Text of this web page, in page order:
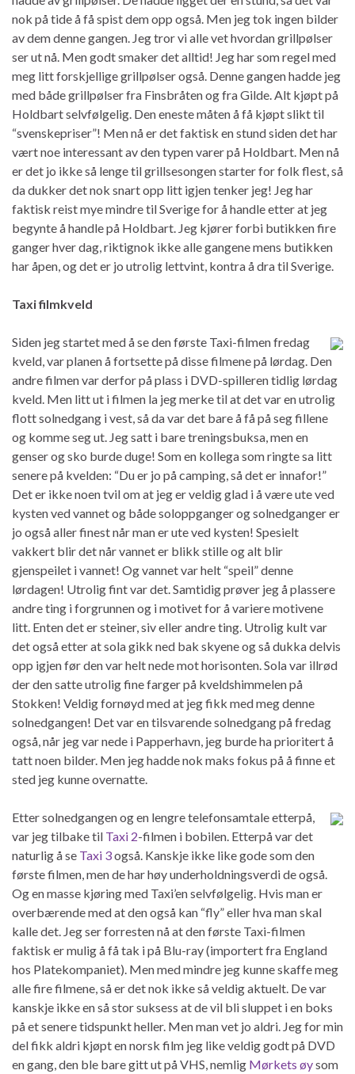
nok på tide å få spist dem opp også. Men jeg tok ingen bilder
av dem denne gangen. Jeg tror vi alle vet hvordan grillpølser
ser ut nå. Men godt smaker det alltid! Jeg har som regel med
meg litt forskjellige grillpølser også. Denne gangen hadde jeg
med både grillpølser fra Finsbråten og fra Gilde. Alt kjøpt på
Holdbart selvfølgelig. Den eneste måten å få kjøpt slikt til
“svenskepriser”! Men nå er det faktisk en stund siden det har
vært noe interessant av den typen varer på Holdbart. Men nå
er det jo ikke så lenge til grillsesongen starter for folk flest, så
da dukker det nok snart opp litt igjen tenker jeg! Jeg har
faktisk reist mye mindre til Sverige for å handle etter at jeg
begynte å handle på Holdbart. Jeg kjører forbi butikken fire
ganger hver dag, riktignok ikke alle gangene mens butikken
har åpen, og det er jo utrolig lettvint, kontra å dra til Sverige.
Taxi filmkveld
Siden jeg startet med å se den første Taxi-filmen fredag
kveld, var planen å fortsette på disse filmene på lørdag. Den
andre filmen var derfor på plass i DVD-spilleren tidlig lørdag
kveld. Men litt ut i filmen la jeg merke til at det var en utrolig
flott solnedgang i vest, så da var det bare å få på seg fillene
og komme seg ut. Jeg satt i bare treningsbuksa, men en
genser og sko burde duge! Som en kollega som ringte sa litt
senere på kvelden: “Du er jo på camping, så det er innafor!”
Det er ikke noen tvil om at jeg er veldig glad i å være ute ved
kysten ved vannet og både soloppganger og solnedganger er
jo også aller finest når man er ute ved kysten! Spesielt
vakkert blir det når vannet er blikk stille og alt blir
gjenspeilet i vannet! Og vannet var helt “speil” denne
lørdagen! Utrolig fint var det. Samtidig prøver jeg å plassere
andre ting i forgrunnen og i motivet for å variere motivene
litt. Enten det er steiner, siv eller andre ting. Utrolig kult var
det også etter at sola gikk ned bak skyene og så dukka delvis
opp igjen før den var helt nede mot horisonten. Sola var illrød
der den satte utrolig fine farger på kveldshimmelen på
Stokken! Veldig fornøyd med at jeg fikk med meg denne
solnedgangen! Det var en tilsvarende solnedgang på fredag
også, når jeg var nede i Papperhavn, jeg burde ha prioritert å
tatt noen bilder. Men jeg hadde nok maks fokus på å finne et
sted jeg kunne overnatte.
Etter solnedgangen og en lengre telefonsamtale etterpå,
var jeg tilbake til Taxi 2-filmen i bobilen. Etterpå var det
naturlig å se Taxi 3også. Kanskje ikke like gode som den
første filmen, men de har høy underholdningsverdi de også.
Og en masse kjøring med Taxi’en selvfølgelig. Hvis man er
overbærende med at den også kan “fly” eller hva man skal
kalle det. Jeg ser forresten nå at den første Taxi-filmen
faktisk er mulig å få tak i på Blu-ray (importert fra England
hos Platekompaniet). Men med mindre jeg kunne skaffe meg
alle fire filmene, så er det nok ikke så veldig aktuelt. De var
kanskje ikke en så stor suksess at de vil bli sluppet i en boks
på et senere tidspunkt heller. Men man vet jo aldri. Jeg for min
del fikk aldri kjøpt en norsk film jeg like veldig godt på DVD
en gang, den ble bare gitt ut på VHS, nemlig Mørkets øysom